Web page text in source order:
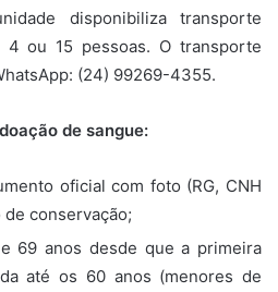
disponibiliza transporte
ou 15 pessoas. O transporte
(24) 99269-4355.
de sangue:
oficial com foto (RG, CNH
conservação;
69 anos desde que a primeira
até os 60 anos (menores de